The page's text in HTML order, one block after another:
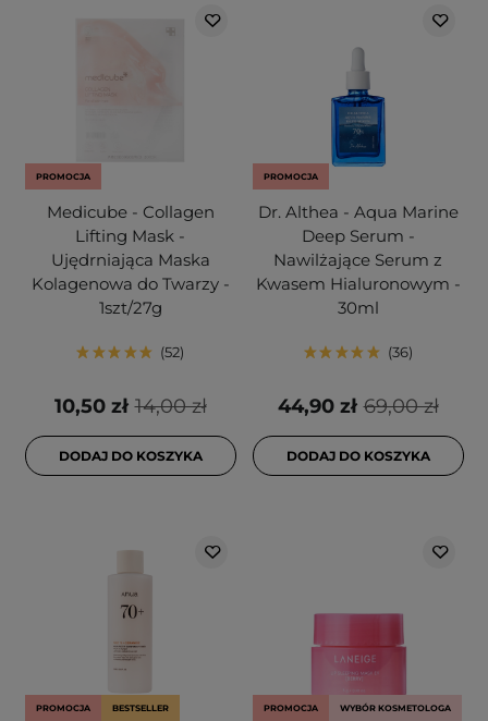
PROMOCJA
Medicube - Collagen
Lifting Mask -
Ujędrniająca Maska
Kolagenowa do Twarzy -
1szt/27g
52
14,00 zł
10,50 zł
DODAJ DO KOSZYKA
PROMOCJA
Dr. Althea - Aqua Marine
Deep Serum -
Nawilżające Serum z
Kwasem Hialuronowym -
30ml
36
69,00 zł
44,90 zł
DODAJ DO KOSZYKA
PROMOCJA BESTSELLER PROMOCJA WYBÓR KOSMETOLOGA